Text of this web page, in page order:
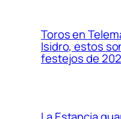
Toros en
Isidro, estos
festejos de